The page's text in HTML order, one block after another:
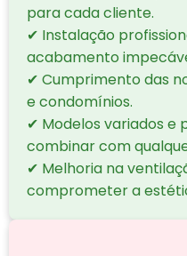
para cada cliente.
✔ Instalação
acabamento
✔ Cumprimento das
e condomínios.
✔ Modelos variados e
combinar com
✔ Melhoria na
comprometer a